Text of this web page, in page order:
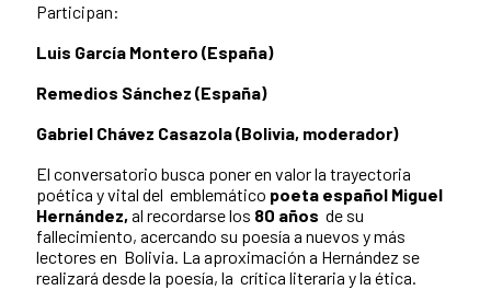
Participan:
Luis García Montero (España)
Remedios Sánchez (España)
Gabriel Chávez Casazola (Bolivia, moderador)
El conversatorio busca poner en valor la trayectoria
poética y vital del emblemático poeta español Miguel
Hernández, al recordarse los 80 años de su
fallecimiento, acercando su poesía a nuevos y más
lectores en Bolivia. La aproximación a Hernández se
realizará desde la poesía, la crítica literaria y la ética.